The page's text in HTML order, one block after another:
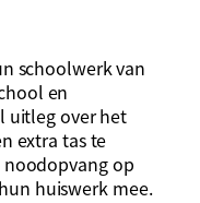
schoolwerk van
en
uitleg over het
extra tas te
op
huiswerk mee.